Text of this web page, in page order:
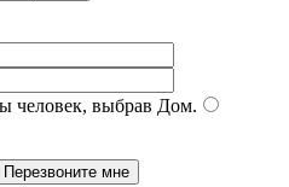
человек, выбрав Дом.